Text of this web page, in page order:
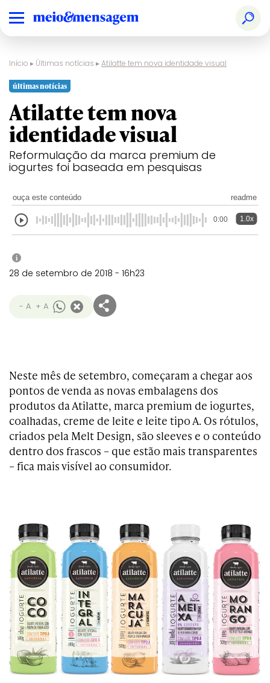
Início ▸ Últimas notícias ▸Atilatte tem nova identidade visual
últimas notícias
Atilatte tem nova
identidade visual
Reformulação da marca premium de
iogurtes foi baseada em pesquisas
ouça este conteúdo readme
0:00 1.0x
i
28 de setembro de 2018 - 16h23
- A + A
Neste mês de setembro, começaram a chegar aos
pontos de venda as novas embalagens dos
produtos da Atilatte, marca premium de iogurtes,
coalhadas, creme de leite e leite tipo A. Os rótulos,
criados pela Melt Design, são sleeves e o conteúdo
dentro dos frascos – que estão mais transparentes
– fica mais visível ao consumidor.